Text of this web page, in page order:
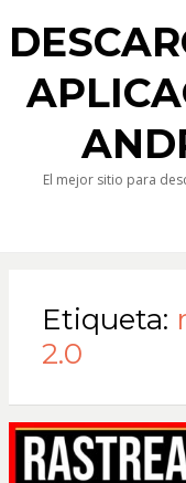
El mejor sitio para
Etiqueta:
2.0